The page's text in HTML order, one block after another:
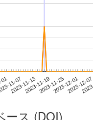
11-07
2023-11-132023-11-192023-11-252023-12-012023-12-07
ース (DOI)